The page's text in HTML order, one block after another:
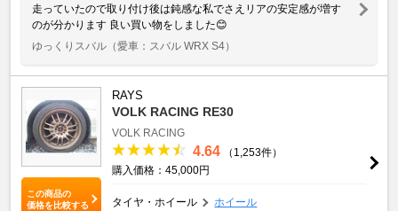
走っていたので取り付け後は鈍感な私でさえリアの安定感が増す
のが分かります 良い買い物をしました😊
ゆっくりスバル （愛車：スバル WRX S4）
この商品の
価格を比較する
RAYS
VOLK RACING RE30
VOLK RACING
4.64
（1,253件）
購入価格：45,000円
タイヤ・ホイール ホイール